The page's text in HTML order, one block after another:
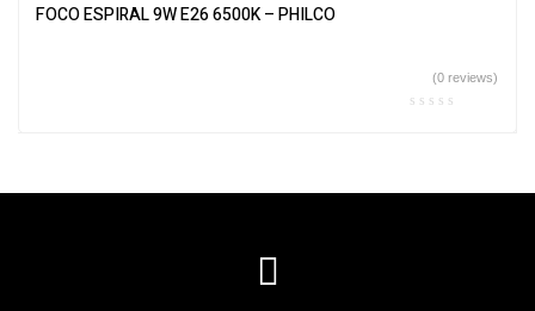
FOCO ESPIRAL 9W E26 6500K – PHILCO
(0 reviews)